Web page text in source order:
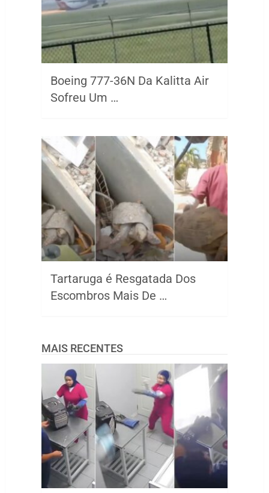
Boeing 777-36N Da Kalitta Air
Sofreu Um …
Tartaruga é Resgatada Dos
Escombros Mais De …
MAIS RECENTES